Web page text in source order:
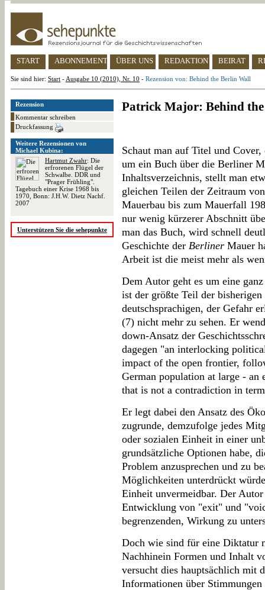
START ABONNEMENT ÜBER UNS REDAKTION BEIRAT
Sie sind hier: Start - Ausgabe 10 (2010), Nr. 10 - Rezension von: Behind the Berlin Wall
Rezension
Kommentar schreiben
Druckfassung
Weitere Rezensionen von
Michael Kubina:
Hartmut Zwahr: Die
erfrorenen Flügel der
Schwalbe. DDR und
"Prager Frühling".
Tagebuch einer Krise 1968 bis
1970, Bonn: J.H.W. Dietz Nachf.
2007
Unterstützen Sie die sehepunkte
Patrick Major: Behind
Schaut man auf Titel und
um ein Buch über die Berliner
Inhaltsverzeichnis, stellt man
gleichen Teilen der Zeitraum
Mauerbau bis zum Mauerfall
nur wenig kürzerer Abschnitt
man das Buch, wird schnell
Geschichte der Berliner Mauer
Arbeit ist die meist mehr als
Dem Autor geht es um eine
ist der größte Teil der
deutschsprachigen, der Gefahr
(7) nicht mehr zu sehen. Er
down-Ansatz der
dagegen "an interlocking
impact of the open frontier,
German population at large -
that is not a contradiction in
Er legt dabei den Ansatz des
zugrunde, demzufolge jedes
oder sozialen Einheit in einer
grundsätzliche Optionen habe,
Problem anzusprechen und zu
Möglichkeiten unterdrückt
Einheit unvermeidbar. Der
Entwicklung von "exit" und
begrenzenden, Wirkung zu
Doch wie sind für eine Diktatur
Nachhinein Formen und Inhalt
versucht dies hauptsächlich mit
Informationen über